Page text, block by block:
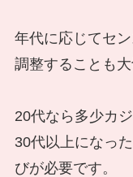
年代に応じてセ
調整することも大
20代なら多少カ
30代以上になっ
びが必要です。